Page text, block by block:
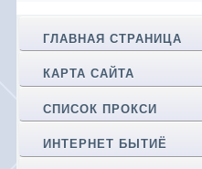
ГЛАВНАЯ СТРАНИЦА
КАРТА САЙТА
СПИСОК ПРОКСИ
ИНТЕРНЕТ БЫТИЁ